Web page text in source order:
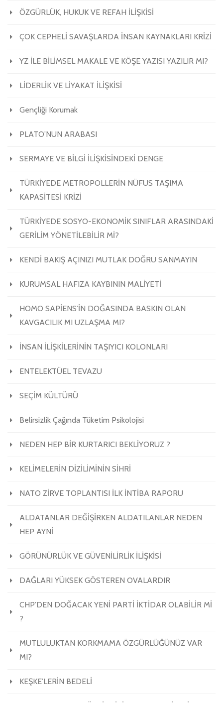
ÖZGÜRLÜK, HUKUK VE REFAH İLİŞKİSİ
ÇOK CEPHELİ SAVAŞLARDA İNSAN KAYNAKLARI KRİZİ
YZ İLE BİLİMSEL MAKALE VE KÖŞE YAZISI YAZILIR MI?
LİDERLİK VE LİYAKAT İLİŞKİSİ
Gençliği Korumak
PLATO’NUN ARABASI
SERMAYE VE BİLGİ İLİŞKİSİNDEKİ DENGE
TÜRKİYEDE METROPOLLERİN NÜFUS TAŞIMA
KAPASİTESİ KRİZİ
TÜRKİYEDE SOSYO-EKONOMİK SINIFLAR ARASINDAKİ
GERİLİM YÖNETİLEBİLİR Mİ?
KENDİ BAKIŞ AÇINIZI MUTLAK DOĞRU SANMAYIN
KURUMSAL HAFIZA KAYBININ MALİYETİ
HOMO SAPİENS’İN DOĞASINDA BASKIN OLAN
KAVGACILIK MI UZLAŞMA MI?
İNSAN İLİŞKİLERİNİN TAŞIYICI KOLONLARI
ENTELEKTÜEL TEVAZU
SEÇİM KÜLTÜRÜ
Belirsizlik Çağında Tüketim Psikolojisi
NEDEN HEP BİR KURTARICI BEKLİYORUZ ?
KELİMELERİN DİZİLİMİNİN SİHRİ
NATO ZİRVE TOPLANTISI İLK İNTİBA RAPORU
ALDATANLAR DEĞİŞİRKEN ALDATILANLAR NEDEN
HEP AYNİ
GÖRÜNÜRLÜK VE GÜVENİLİRLİK İLİŞKİSİ
DAĞLARI YÜKSEK GÖSTEREN OVALARDIR
CHP’DEN DOĞACAK YENİ PARTİ İKTİDAR OLABİLİR Mİ
?
MUTLULUKTAN KORKMAMA ÖZGÜRLÜĞÜNÜZ VAR
MI?
KEŞKE’LERİN BEDELİ